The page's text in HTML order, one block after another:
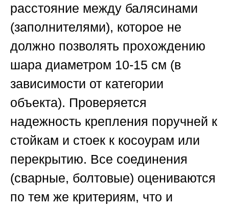
расстояние между балясинами
(заполнителями), которое не
должно позволять прохождению
шара диаметром 10-15 см (в
зависимости от категории
объекта). Проверяется
надежность крепления поручней к
стойкам и стоек к косоурам или
перекрытию. Все соединения
(сварные, болтовые) оцениваются
по тем же критериям, что и